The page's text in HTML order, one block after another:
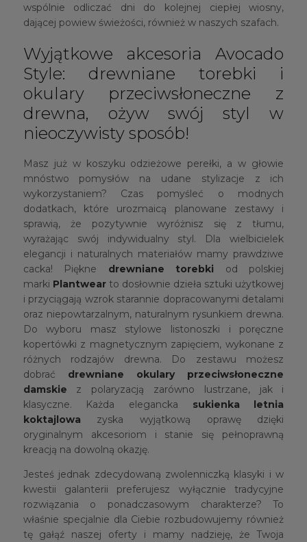
wspólnie odliczać dni do kolejnej ciepłej wiosny,
dającej powiew świeżości, również w naszych szafach.
Wyjątkowe akcesoria Avocado
Style: drewniane torebki i
okulary przeciwsłoneczne z
drewna, ożyw swój styl w
nieoczywisty sposób!
Masz już w koszyku odzieżowe perełki, a w głowie
mnóstwo pomysłów na udane stylizacje z ich
wykorzystaniem? Czas pomyśleć o modnych
dodatkach, które urozmaicą planowane zestawy i
sprawią, że pozytywnie wyróżnisz się z tłumu,
wyrażając swój indywidualny styl. Dla wielbicielek
elegancji i naturalnych materiałów mamy prawdziwe
cacka! Piękne drewniane torebki od polskiej
marki Plantwearto dosłownie dzieła sztuki użytkowej
i przyciągają wzrok starannie dopracowanymi detalami
oraz niepowtarzalnym, naturalnym rysunkiem drewna.
Do wyboru masz stylowe listonoszki i poręczne
kopertówki z magnetycznym zapięciem, wykonane z
różnych rodzajów drewna. Do zestawu możesz
dobrać drewniane okulary przeciwsłoneczne
damskie z polaryzacją zarówno lustrzane, jak i
klasyczne. Każda elegancka sukienka letnia
koktajlowa zyska wyjątkową oprawę dzięki
oryginalnym akcesoriom i stanie się pełnoprawną
kreacją na dowolną okazję.
Jesteś jednak zdecydowaną zwolenniczką klasyki i w
kwestii galanterii preferujesz wyłącznie tradycyjne
rozwiązania o ponadczasowym charakterze? To
właśnie specjalnie dla Ciebie rozbudowujemy również
tę gałąź naszej oferty i mamy nadzieję, że Twoja